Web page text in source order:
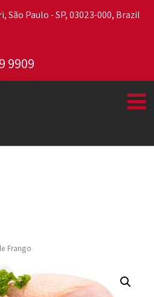
São Paulo - SP, 03023-000, Brazil
9909
Frango